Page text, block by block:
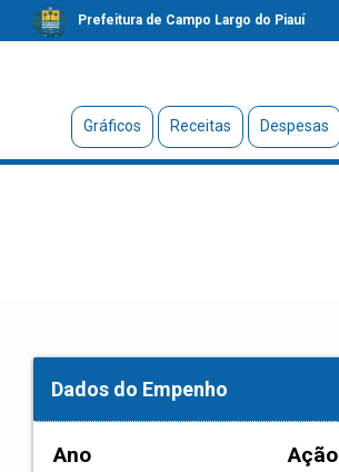
Prefeitura de Campo Largo do Piauí
Gráficos Receitas Despesas
Dados do Empenho
Ano Ação